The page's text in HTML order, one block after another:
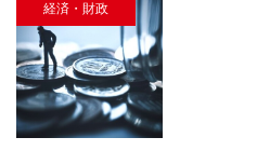
経済・財政